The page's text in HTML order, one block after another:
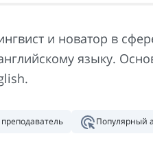
и новатор в
языку.
Популярный